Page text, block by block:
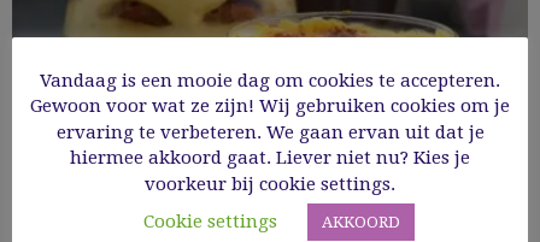
Tiramisu een tikkeltje anders
Vandaag is een mooie dag om cookies te accepteren.
Gewoon voor wat ze zijn! Wij gebruiken cookies om je
ervaring te verbeteren. We gaan ervan uit dat je
hiermee akkoord gaat. Liever niet nu? Kies je
voorkeur bij cookie settings.
Cookie settings
AKKOORD